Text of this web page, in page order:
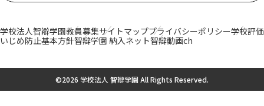
学校法人智辯学園教員募集サイトマッププライバシーポリシー学校評価
いじめ防止基本方針智辯学園 納入ネット智辯動画ch
©2026 学校法人 智辯学園 All Rights Reserved.